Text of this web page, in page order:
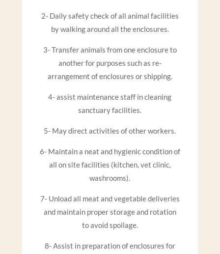
2- Daily safety check of all animal facilities
by walking around all the enclosures.
3- Transfer animals from one enclosure to
another for purposes such as re-
arrangement of enclosures or shipping.
4- assist maintenance staff in cleaning
sanctuary facilities.
5- May direct activities of other workers.
6- Maintain a neat and hygienic condition of
all on site facilities (kitchen, vet clinic,
washrooms).
7- Unload all meat and vegetable deliveries
and maintain proper storage and rotation
to avoid spoilage.
8- Assist in preparation of enclosures for